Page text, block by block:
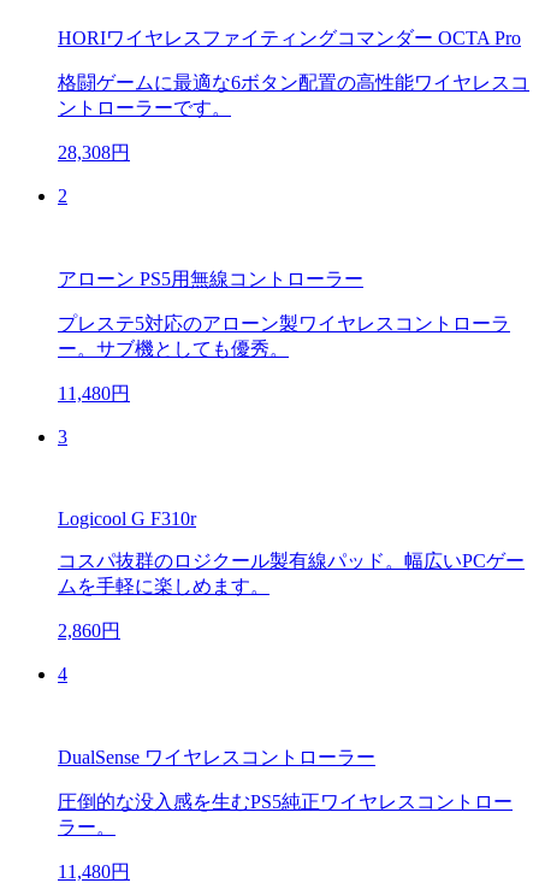
HORIワイヤレスファイティングコマンダー OCTA Pro
格闘ゲームに最適な6ボタン配置の高性能ワイヤレスコ
ントローラーです。
28,308円
2
アローン PS5用無線コントローラー
プレステ5対応のアローン製ワイヤレスコントローラ
ー。サブ機としても優秀。
11,480円
3
Logicool G F310r
コスパ抜群のロジクール製有線パッド。幅広いPCゲー
ムを手軽に楽しめます。
2,860円
4
DualSense ワイヤレスコントローラー
圧倒的な没入感を生むPS5純正ワイヤレスコントロー
ラー。
11,480円